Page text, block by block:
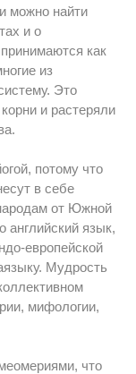
можно найти
и о
как
из
Это
и растеряли
потому что
в себе
от Южной
язык,
европейской
Мудрость
мифологии,
что